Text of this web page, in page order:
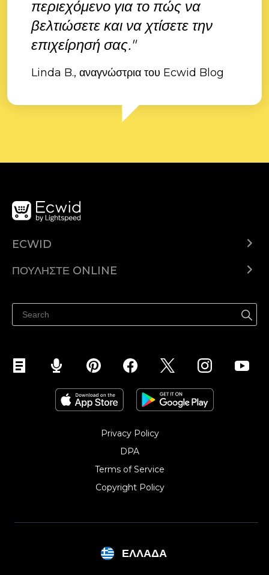
περιεχόμενο για το πώς να
βελτιώσετε και να χτίσετε την
επιχείρησή σας."
Linda B., αναγνώστρια του Ecwid Blog
ECWID
Τιμολόγηση
ΠΟΥΛΉΣΤΕ ONLINE
Πουλήστε στο Facebook
Πουλήστε στο Instagram
Privacy Policy
DPA
Terms of Service
Copyright Policy‎
ΕΛΛΆΔΑ